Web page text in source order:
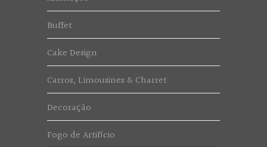
Buffet
Cake Design
Carros, Limousines & Charret
Decoração
Fogo de Artifício